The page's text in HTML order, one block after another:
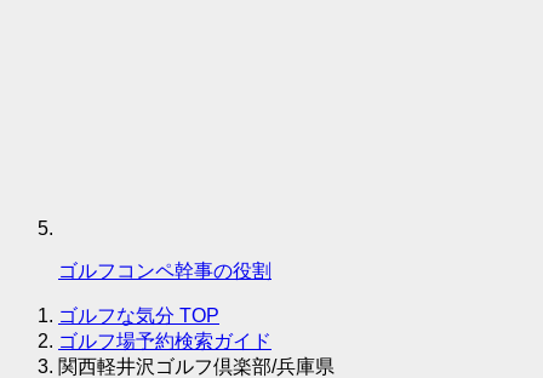
ゴルフコンペ幹事の役割
ゴルフな気分 TOP
ゴルフ場予約検索ガイド
関西軽井沢ゴルフ倶楽部/兵庫県